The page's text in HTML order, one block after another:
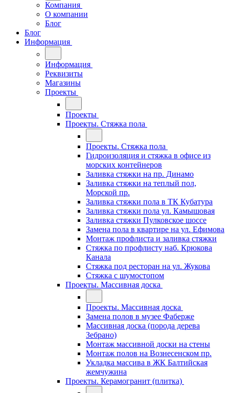
Компания
О компании
Блог
Блог
Информация
Информация
Реквизиты
Магазины
Проекты
Проекты
Проекты. Стяжка пола
Проекты. Стяжка пола
Гидроизоляция и стяжка в офисе из
морских контейнеров
Заливка стяжки на пр. Динамо
Заливка стяжки на теплый пол,
Морской пр.
Заливка стяжки пола в ТК Кубатура
Заливка стяжки пола ул. Камышовая
Заливка стяжки Пулковское шоссе
Замена пола в квартире на ул. Ефимова
Монтаж профлиста и заливка стяжки
Стяжка по профлисту наб. Крюкова
Канала
Стяжка под ресторан на ул. Жукова
Стяжка с шумостопом
Проекты. Массивная доска
Проекты. Массивная доска
Замена полов в музее Фаберже
Массивная доска (порода дерева
Зебрано)
Монтаж массивной доски на стены
Монтаж полов на Вознесенском пр.
Укладка массива в ЖК Балтийская
жемчужина
Проекты. Керамогранит (плитка)